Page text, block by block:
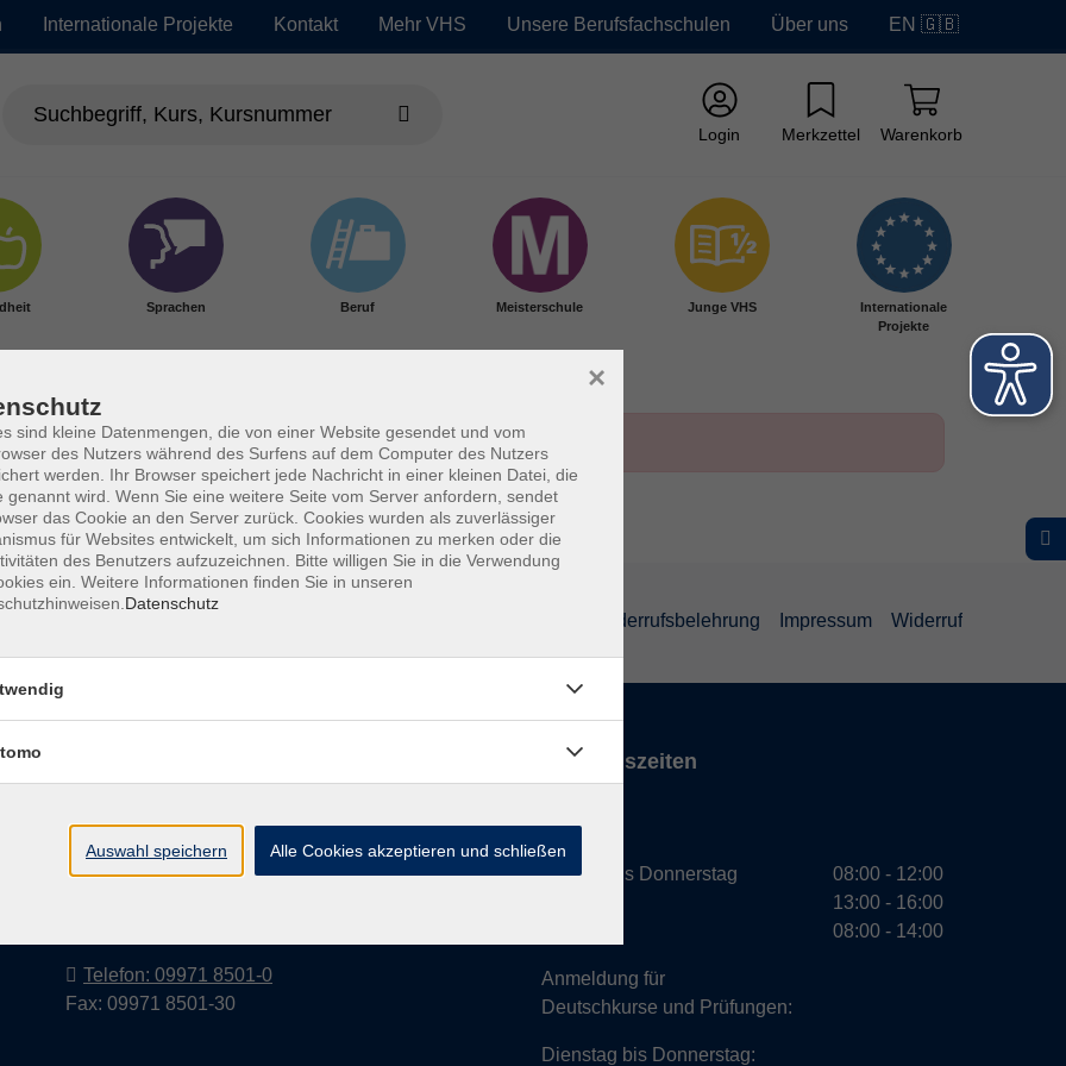
Internationale Projekte Kontakt Mehr VHS Unsere Berufsfachschulen Über uns EN 🇬🇧
Login Merkzettel Warenkorb
Sprachen Beruf Meisterschule Junge VHS
Internationale
Projekte
Widerrufsbelehrung Impressum Widerruf
e.V.
Pfarrer-Seidl-Str. 1
93413 Cham
Telefon: 09971 8501-0
Fax: 09971 8501-30
Öffnungszeiten
VHS
Montag bis Donnerstag
Anmeldung für
Deutschkurse und Prüfungen:
Dienstag bis Donnerstag:
08:00 - 12:00
13:00 - 16:00
08:00 - 14:00
sind kleine Datenmengen, die von einer Website gesendet und vom
des Nutzers während des Surfens auf dem Computer des Nutzers
werden. Ihr Browser speichert jede Nachricht in einer kleinen Datei, die
genannt wird. Wenn Sie eine weitere Seite vom Server anfordern, sendet
das Cookie an den Server zurück. Cookies wurden als zuverlässiger
für Websites entwickelt, um sich Informationen zu merken oder die
des Benutzers aufzuzeichnen. Bitte willigen Sie in die Verwendung
ein. Weitere Informationen finden Sie in unseren
Datenschutz
×
Auswahl speichern Alle Cookies akzeptieren und schließen